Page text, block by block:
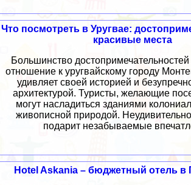
Что посмотреть в Уругвае:
красивые места
Большинство
отношение к уругвайскому городу
удивляет своей историей и
архитектурой. Туристы, желающие
могут насладиться зданиями
живописной природой.
подарит незабываемые
Hotel Askania – бюджетный отель в